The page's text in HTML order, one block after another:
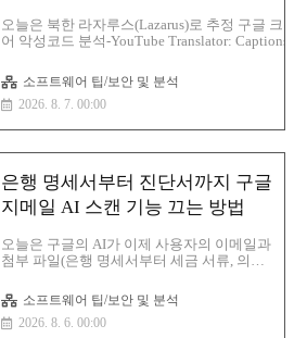
AI Summary
오늘은 북한 라자루스(Lazarus)로 추정 구글 크롬
어 악성코드 분석-YouTube Translator: Captions,
석해 보겠습니다. 먼저 해당 악성코드는 ChatGPT
YouTube 영상의 자막을 제공하고 100개 이상의
번역하며, 클릭 한 번으로 요약 기능을 이용할 수
다.hxxps://chromewebstore(.)google(.)com/detail/
translator-captio/
pli=1YouTube Translator: Caption..
소프트웨어 팁/보안 및 분석
2026. 8. 7. 00:00
은행 명세서부터 진단서까지 구글
지메일 AI 스캔 기능 끄는 방법
오늘은 구글의 AI가 이제 사용자의 이메일과
첨부 파일(은행 명세서부터 세금 서류, 의료
활성화되어 있습니다. 이를 끄는 방법에 대
해 알아보겠습니다.일단 이게 눈에 잘 띄게
돼 있지 않은 것이 문제 사용자가 일일이 찾
소프트웨어 팁/보안 및 분석
2026. 8. 6. 00:00